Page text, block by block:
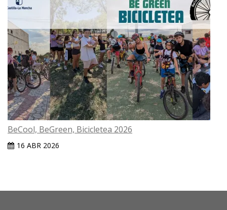
BeCool, BeGreen, Bicicletea 2026
16 ABR 2026